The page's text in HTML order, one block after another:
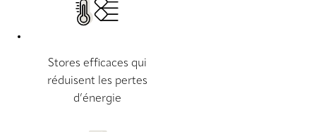
Stores efficaces qui
réduisent les pertes
d’énergie